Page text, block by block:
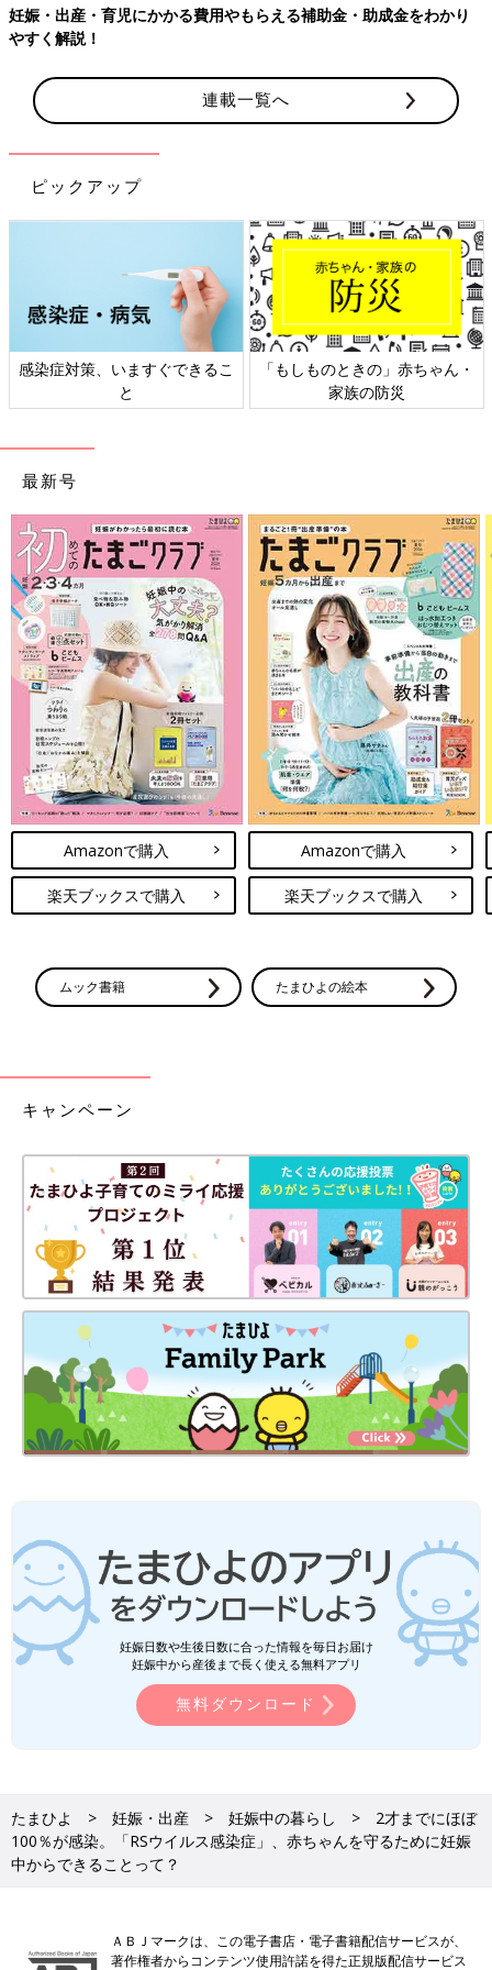
妊娠・出産・育児にかかる費用やもらえる補助金・助成金をわかり
やすく解説！
連載一覧へ
ピックアップ
感染症対策、いますぐできるこ
と
「もしものときの」赤ちゃん・
家族の防災
最新号
Amazonで購入
楽天ブックスで購入
Amazonで購入
楽天ブックスで購入
ムック書籍 たまひよの絵本
キャンペーン
妊娠日数や生後日数に合った情報を毎日お届け
妊娠中から産後まで長く使える無料アプリ
無料ダウンロード
たまひよ 妊娠・出産 妊娠中の暮らし
2才までにほぼ
100％が感染。「RSウイルス感染症」、赤ちゃんを守るために妊娠
中からできることって？
ＡＢＪマークは、この電子書店・電子書籍配信サービスが、
著作権者からコンテンツ使用許諾を得た正規版配信サービス